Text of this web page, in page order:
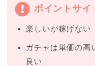
ポイントサイ
楽しいが稼げない
ガチャは単価の高
良い